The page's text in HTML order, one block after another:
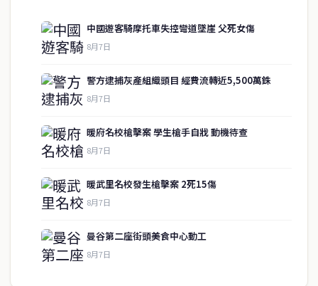
中國遊客騎摩托車失控彎道墜崖 父死女傷
8月7日
警方逮捕灰產組織頭目 經費流轉近5,500萬銖
8月7日
暖府名校槍擊案 學生槍手自戕 動機待查
8月7日
暖武里名校發生槍擊案 2死15傷
8月7日
曼谷第二座街頭美食中心動工
8月7日
房地產
聯絡資訊
歡迎來信洽詢合作事宜
或提供新聞線索